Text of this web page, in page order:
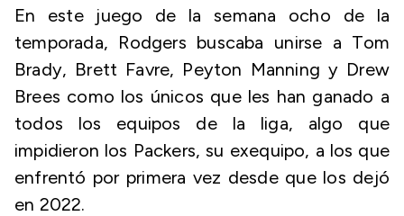
En este juego de la semana ocho de la
temporada, Rodgers buscaba unirse a Tom
Brady, Brett Favre, Peyton Manning y Drew
Brees como los únicos que les han ganado a
todos los equipos de la liga, algo que
impidieron los Packers, su exequipo, a los que
enfrentó por primera vez desde que los dejó
en 2022.